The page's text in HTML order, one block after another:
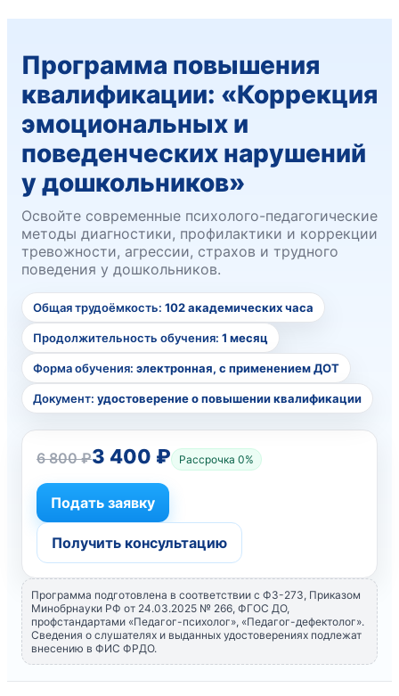
Программа повышения
квалификации: «Коррекция
эмоциональных и
поведенческих нарушений
у дошкольников»
Освойте современные психолого-педагогические
методы диагностики, профилактики и коррекции
тревожности, агрессии, страхов и трудного
поведения у дошкольников.
Общая трудоёмкость: 102 академических часа
Продолжительность обучения: 1 месяц
Форма обучения: электронная, с применением ДОТ
Документ: удостоверение о повышении квалификации
6 800 ₽3 400 ₽ Рассрочка 0%
Подать заявку
Получить консультацию
Программа подготовлена в соответствии с ФЗ-273, Приказом
Минобрнауки РФ от 24.03.2025 № 266, ФГОС ДО,
профстандартами «Педагог-психолог», «Педагог-дефектолог».
Сведения о слушателях и выданных удостоверениях подлежат
внесению в ФИС ФРДО.